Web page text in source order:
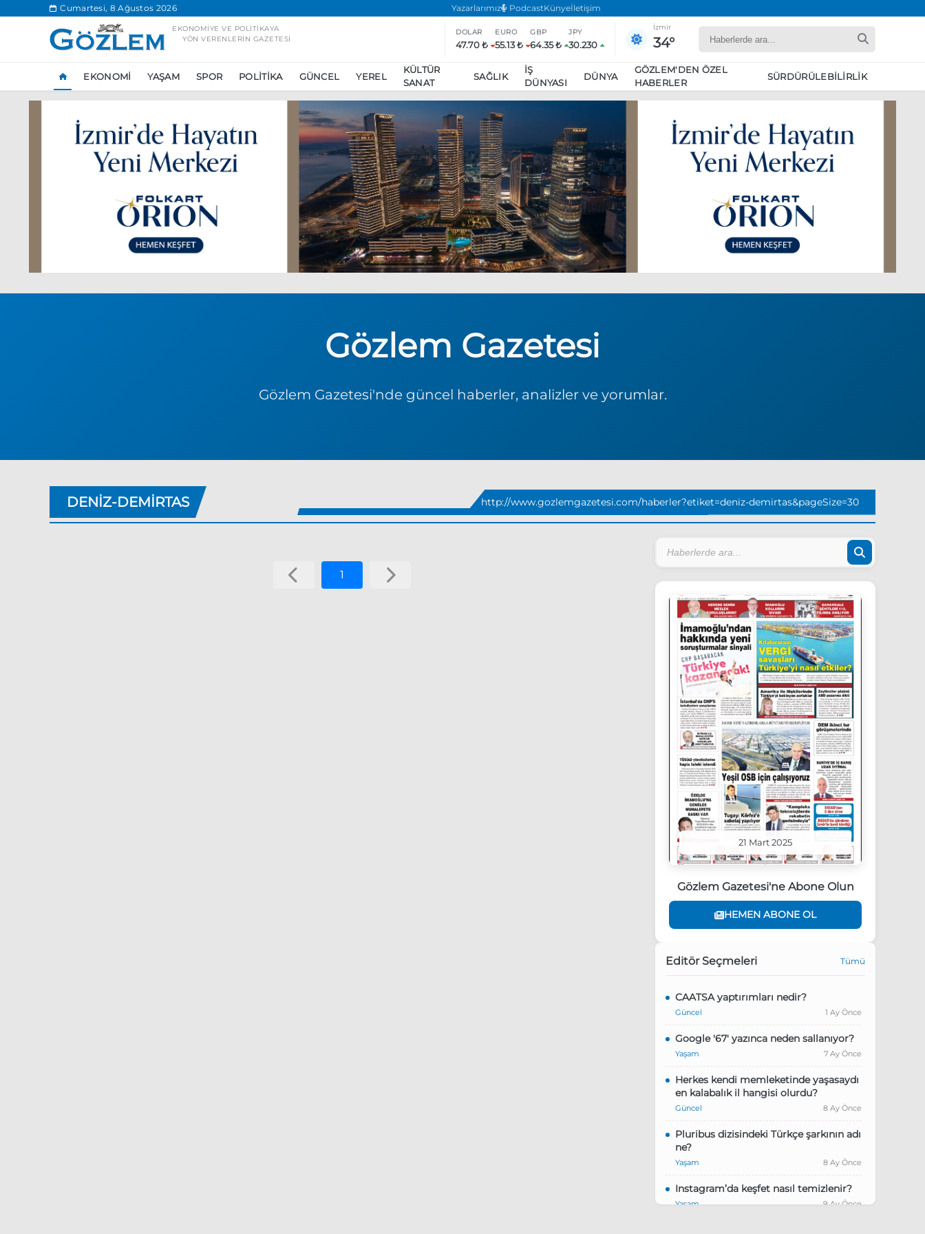
Cumartesi, 8 Ağustos 2026 Yazarlarımız PodcastKünyeİletişim
EKONOMIYE VE POLITIKAYA
YÖN VERENLERIN GAZETESI
DOLAR
47.70 ₺
EURO
55.13 ₺
GBP
64.35 ₺
JPY
30.230
İzmir
34°
EKONOMI YAŞAM SPOR POLITIKA GÜNCEL YEREL
KÜLTÜR
SANAT
SAĞLIK
İŞ
DÜNYASI
DÜNYA
GÖZLEM'DEN ÖZEL
HABERLER
SÜRDÜRÜLEBILIRLIK
Ankara’da eylem yasağı uzatıldı
Özgür Özel, Ekrem İmamoğlu’nu ziyaret edecek
Ünlü çift bir etkinliğe daha katılmama kararı aldı
Boykot
Gözlem Gazetesi
Gözlem Gazetesi'nde güncel haberler, analizler ve yorumlar.
DENIZ-DEMIRTAS http://www.gozlemgazetesi.com/haberler?etiket=deniz-demirtas&pageSize=30
1
21 Mart 2025
Gözlem Gazetesi'ne Abone Olun
HEMEN ABONE OL
Editör Seçmeleri Tümü
CAATSA yaptırımları nedir?
Güncel 1 Ay Önce
Google '67' yazınca neden sallanıyor?
Yaşam 7 Ay Önce
Herkes kendi memleketinde yaşasaydı
en kalabalık il hangisi olurdu?
Güncel 8 Ay Önce
Pluribus dizisindeki Türkçe şarkının adı
ne?
Yaşam 8 Ay Önce
Instagram’da keşfet nasıl temizlenir?
Yaşam 9 Ay Önce